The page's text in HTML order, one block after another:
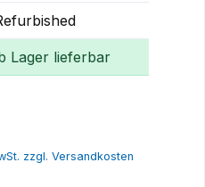
Lager lieferbar
zzgl. Versandkosten